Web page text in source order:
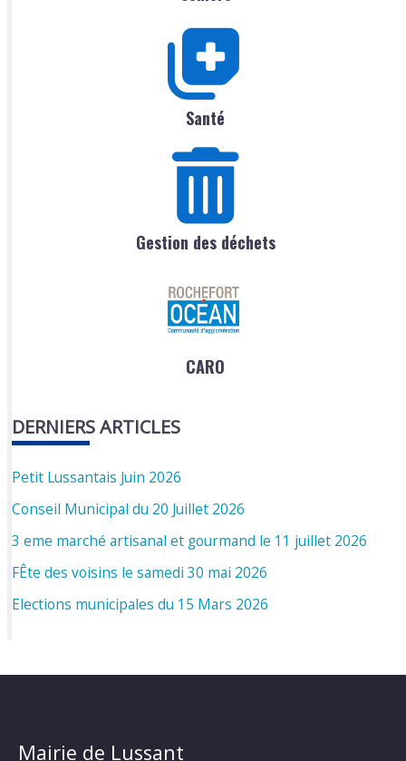
Santé
Gestion des déchets
CARO
DERNIERS ARTICLES
Petit Lussantais Juin 2026
Conseil Municipal du 20 Juillet 2026
3 eme marché artisanal et gourmand le 11 juillet 2026
FÊte des voisins le samedi 30 mai 2026
Elections municipales du 15 Mars 2026
Mairie de Lussant